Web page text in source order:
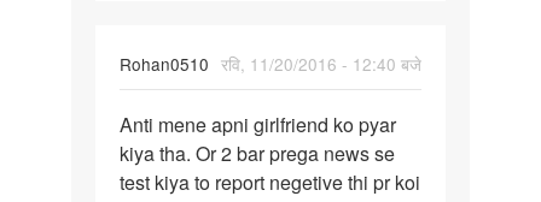
Rohan0510 रवि, 11/20/2016 - 12:40 बजे
Anti
mene
apni
Anti mene apni girlfriend ko pyar
kiya tha. Or 2 bar prega news se
test kiya to report negetive thi pr koi